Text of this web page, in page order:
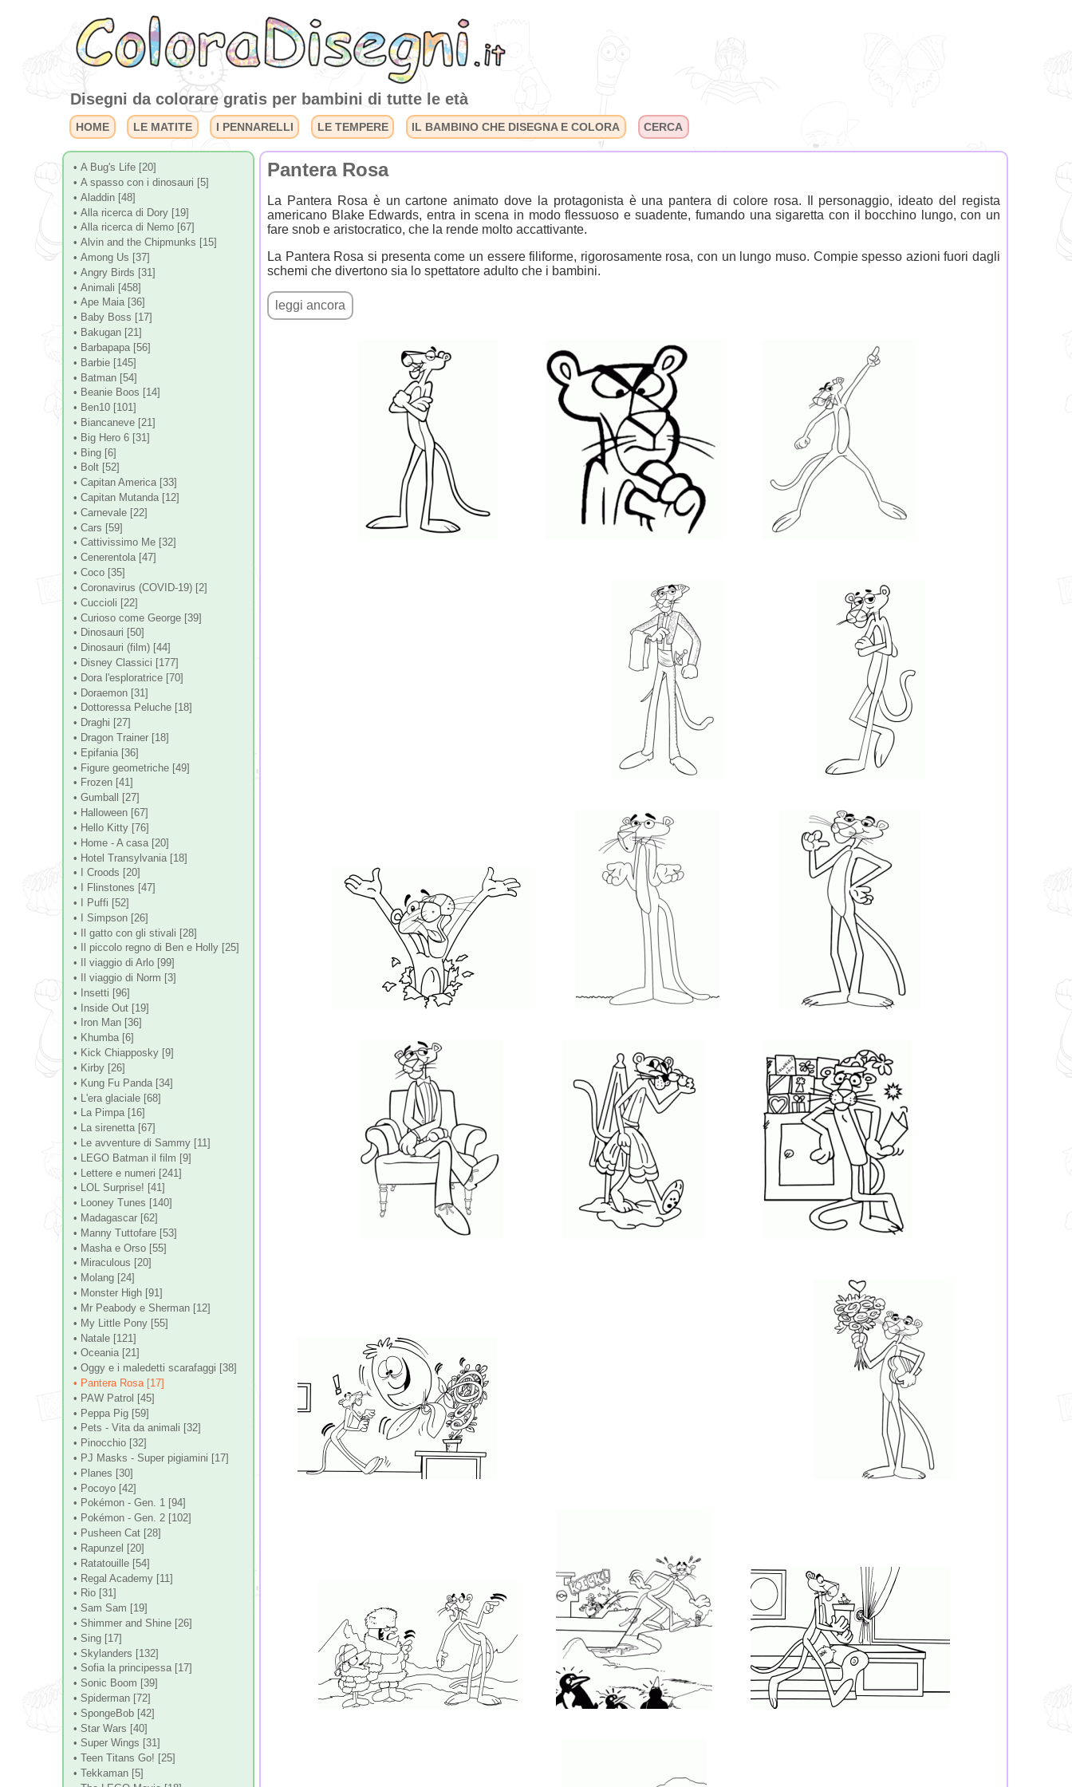
Disegni da colorare gratis per bambini di tutte le età
HOME LE MATITE I PENNARELLI LE TEMPERE IL BAMBINO CHE DISEGNA E COLORA CERCA
• A Bug's Life [20]
• A spasso con i dinosauri [5]
• Aladdin [48]
• Alla ricerca di Dory [19]
• Alla ricerca di Nemo [67]
• Alvin and the Chipmunks [15]
• Among Us [37]
• Angry Birds [31]
• Animali [458]
• Ape Maia [36]
• Baby Boss [17]
• Bakugan [21]
• Barbapapa [56]
• Barbie [145]
• Batman [54]
• Beanie Boos [14]
• Ben10 [101]
• Biancaneve [21]
• Big Hero 6 [31]
• Bing [6]
• Bolt [52]
• Capitan America [33]
• Capitan Mutanda [12]
• Carnevale [22]
• Cars [59]
• Cattivissimo Me [32]
• Cenerentola [47]
• Coco [35]
• Coronavirus (COVID-19) [2]
• Cuccioli [22]
• Curioso come George [39]
• Dinosauri [50]
• Dinosauri (film) [44]
• Disney Classici [177]
• Dora l'esploratrice [70]
• Doraemon [31]
• Dottoressa Peluche [18]
• Draghi [27]
• Dragon Trainer [18]
• Epifania [36]
• Figure geometriche [49]
• Frozen [41]
• Gumball [27]
• Halloween [67]
• Hello Kitty [76]
• Home - A casa [20]
• Hotel Transylvania [18]
• I Croods [20]
• I Flinstones [47]
• I Puffi [52]
• I Simpson [26]
• Il gatto con gli stivali [28]
• Il piccolo regno di Ben e Holly [25]
• Il viaggio di Arlo [99]
• Il viaggio di Norm [3]
• Insetti [96]
• Inside Out [19]
• Iron Man [36]
• Khumba [6]
• Kick Chiapposky [9]
• Kirby [26]
• Kung Fu Panda [34]
• L'era glaciale [68]
• La Pimpa [16]
• La sirenetta [67]
• Le avventure di Sammy [11]
• LEGO Batman il film [9]
• Lettere e numeri [241]
• LOL Surprise! [41]
• Looney Tunes [140]
• Madagascar [62]
• Manny Tuttofare [53]
• Masha e Orso [55]
• Miraculous [20]
• Molang [24]
• Monster High [91]
• Mr Peabody e Sherman [12]
• My Little Pony [55]
• Natale [121]
• Oceania [21]
• Oggy e i maledetti scarafaggi [38]
• Pantera Rosa [17]
• PAW Patrol [45]
• Peppa Pig [59]
• Pets - Vita da animali [32]
• Pinocchio [32]
• PJ Masks - Super pigiamini [17]
• Planes [30]
• Pocoyo [42]
• Pokémon - Gen. 1 [94]
• Pokémon - Gen. 2 [102]
• Pusheen Cat [28]
• Rapunzel [20]
• Ratatouille [54]
• Regal Academy [11]
• Rio [31]
• Sam Sam [19]
• Shimmer and Shine [26]
• Sing [17]
• Skylanders [132]
• Sofia la principessa [17]
• Sonic Boom [39]
• Spiderman [72]
• SpongeBob [42]
• Star Wars [40]
• Super Wings [31]
• Teen Titans Go! [25]
• Tekkaman [5]
Pantera Rosa
La Pantera Rosa è un cartone animato dove la protagonista è una pantera di colore rosa. Il personaggio, ideato del regista
americano Blake Edwards, entra in scena in modo flessuoso e suadente, fumando una sigaretta con il bocchino lungo, con un
fare snob e aristocratico, che la rende molto accattivante.
La Pantera Rosa si presenta come un essere filiforme, rigorosamente rosa, con un lungo muso. Compie spesso azioni fuori dagli
schemi che divertono sia lo spettatore adulto che i bambini.